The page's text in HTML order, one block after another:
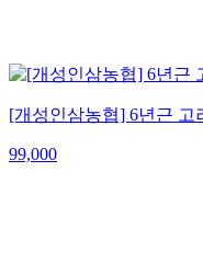
[개성인삼농협] 6년근 고
99,000